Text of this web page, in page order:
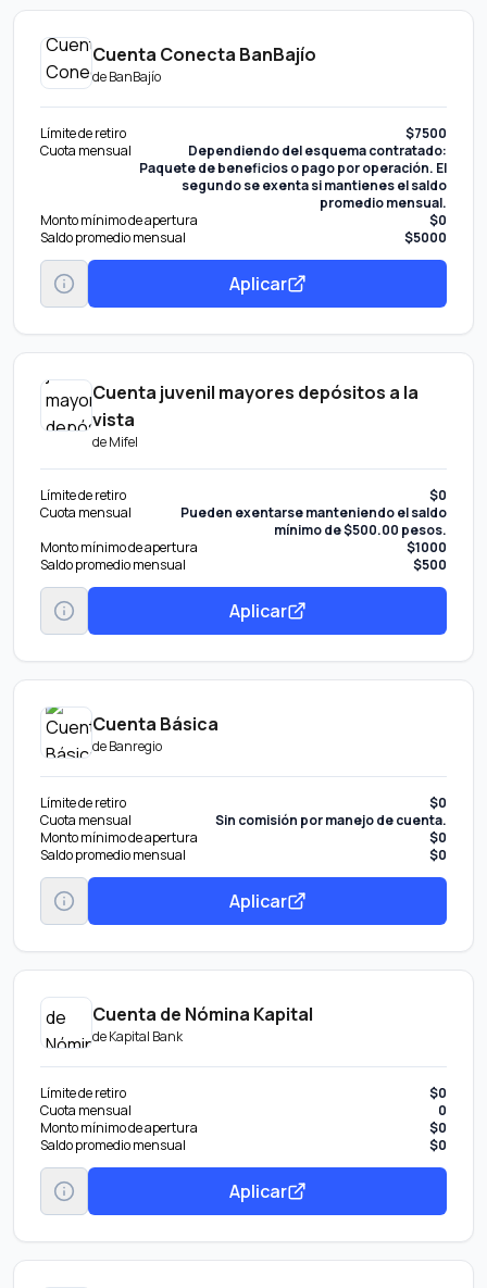
Cuenta Conecta BanBajío
deBanBajío
Límite de retiro
$7500
Cuota mensual
Dependiendo del esquema contratado:
Paquete de beneficios o pago por operación. El
segundo se exenta si mantienes el saldo
promedio mensual.
Monto mínimo de apertura
$0
Saldo promedio mensual
$5000
Aplicar
Cuenta juvenil mayores depósitos a la
vista
deMifel
Límite de retiro
$0
Cuota mensual
Pueden exentarse manteniendo el saldo
mínimo de $500.00 pesos.
Monto mínimo de apertura
$1000
Saldo promedio mensual
$500
Aplicar
Cuenta Básica
deBanregio
Límite de retiro
$0
Cuota mensual
Sin comisión por manejo de cuenta.
Monto mínimo de apertura
$0
Saldo promedio mensual
$0
Aplicar
Cuenta de Nómina Kapital
deKapital Bank
Límite de retiro
$0
Cuota mensual
0
Monto mínimo de apertura
$0
Saldo promedio mensual
$0
Aplicar